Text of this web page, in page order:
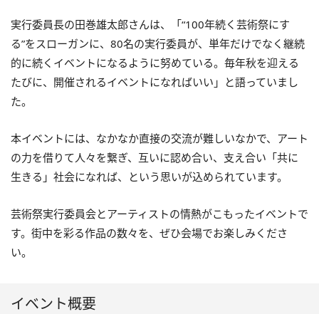
実行委員長の田巻雄太郎さんは、「“100年続く芸術祭にす
る”をスローガンに、80名の実行委員が、単年だけでなく継続
的に続くイベントになるように努めている。毎年秋を迎える
たびに、開催されるイベントになればいい」と語っていまし
た。
本イベントには、なかなか直接の交流が難しいなかで、アート
の力を借りて人々を繋ぎ、互いに認め合い、支え合い「共に
生きる」社会になれば、という思いが込められています。
芸術祭実行委員会とアーティストの情熱がこもったイベントで
す。街中を彩る作品の数々を、ぜひ会場でお楽しみくださ
い。
イベント概要